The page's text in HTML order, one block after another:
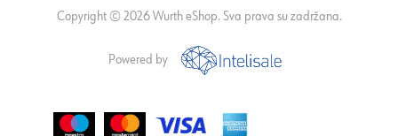
Copyright © 2026 Wurth eShop. Sva prava su zadržana.
Powered by